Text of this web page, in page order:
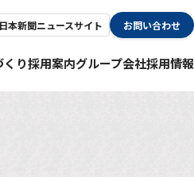
本新聞ニュースサイト お問い合わせ
り採用案内グループ会社採用情報